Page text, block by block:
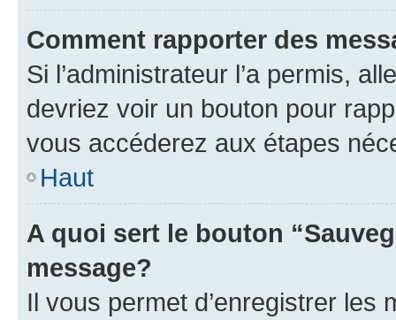
Comment rapporter des
Si l’administrateur l’a permis,
devriez voir un bouton pour
vous accéderez aux étapes
Haut
A quoi sert le bouton
message?
Il vous permet d’enregistrer